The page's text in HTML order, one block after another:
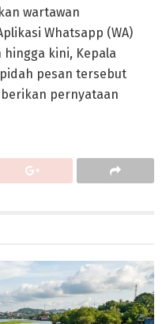
wartawan
Whatsapp (WA)
hingga kini, Kepala
pesan tersebut
pernyataan